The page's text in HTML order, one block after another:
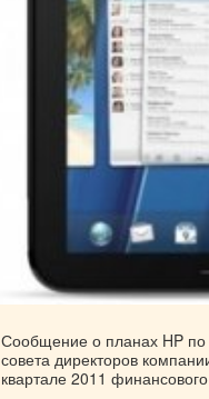
Сообщение о планах HP по
совета директоров
квартале 2011